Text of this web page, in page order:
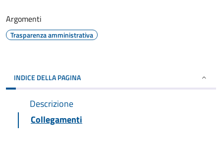
Argomenti
Trasparenza amministrativa
INDICE DELLA PAGINA
Descrizione
Collegamenti